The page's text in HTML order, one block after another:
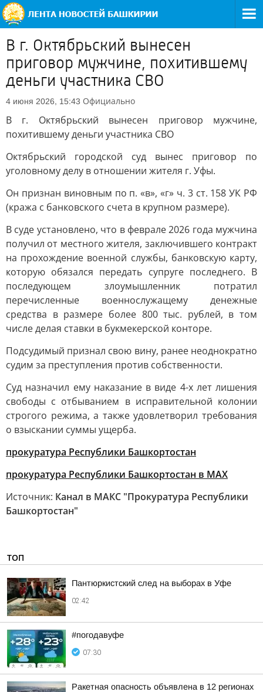
В г. Октябрьский вынесен
приговор мужчине, похитившему
деньги участника СВО
4 июня 2026, 15:43 Официально
В г. Октябрьский вынесен приговор мужчине,
похитившему деньги участника СВО
Октябрьский городской суд вынес приговор по
уголовному делу в отношении жителя г. Уфы.
Он признан виновным по п. «в», «г» ч. 3 ст. 158 УК РФ
(кража с банковского счета в крупном размере).
В суде установлено, что в феврале 2026 года мужчина
получил от местного жителя, заключившего контракт
на прохождение военной службы, банковскую карту,
которую обязался передать супруге последнего. В
последующем злоумышленник потратил
перечисленные военнослужащему денежные
средства в размере более 800 тыс. рублей, в том
числе делая ставки в букмекерской конторе.
Подсудимый признал свою вину, ранее неоднократно
судим за преступления против собственности.
Суд назначил ему наказание в виде 4-х лет лишения
свободы с отбыванием в исправительной колонии
строгого режима, а также удовлетворил требования
о взыскании суммы ущерба.
прокуратура Республики Башкортостан
прокуратура Республики Башкортостан в МАХ
Источник: Канал в МАКС "Прокуратура Республики
Башкортостан"
ТОП
Пантюркистский след на выборах в Уфе
02:42
#погодавуфе
07:30
Ракетная опасность объявлена в 12 регионах